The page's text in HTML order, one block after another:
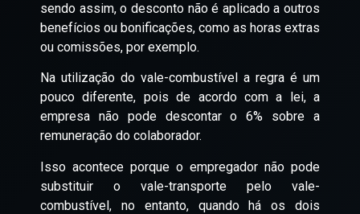
sendo assim, o desconto não é aplicado a outros
benefícios ou bonificações, como as horas extras
ou comissões, por exemplo.
Na utilização do vale-combustível a regra é um
pouco diferente, pois de acordo com a lei, a
empresa não pode descontar o 6% sobre a
remuneração do colaborador.
Isso acontece porque o empregador não pode
substituir o vale-transporte pelo vale-
combustível, no entanto, quando há os dois